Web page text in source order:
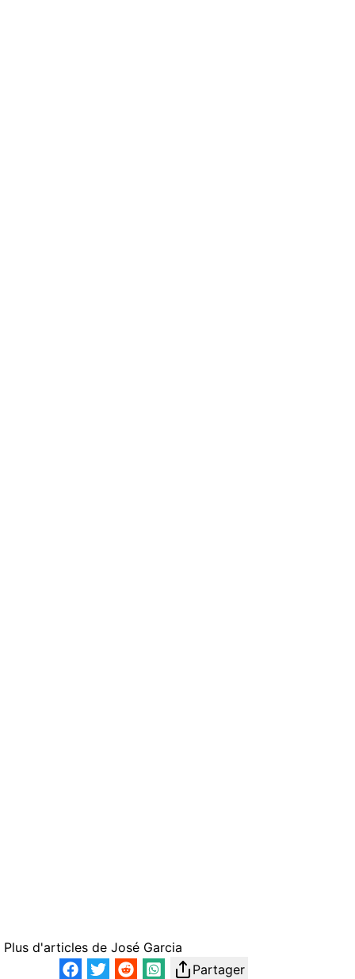
Plus d'articles de José Garcia
Partager